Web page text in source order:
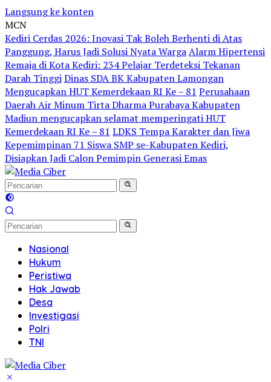
Langsung ke konten
MCN
Kediri Cerdas 2026: Inovasi Tak Boleh Berhenti di Atas
Panggung, Harus Jadi Solusi Nyata WargaAlarm Hipertensi
Remaja di Kota Kediri: 234 Pelajar Terdeteksi Tekanan
Darah TinggiDinas SDA BK Kabupaten Lamongan
Mengucapkan HUT Kemerdekaan RI Ke – 81 Perusahaan
Daerah Air Minum Tirta Dharma Purabaya Kabupaten
Madiun mengucapkan selamat memperingati HUT
Kemerdekaan RI Ke – 81 LDKS Tempa Karakter dan Jiwa
Kepemimpinan 71 Siswa SMP se-Kabupaten Kediri,
Disiapkan Jadi Calon Pemimpin Generasi Emas
Nasional
Hukum
Peristiwa
Hak Jawab
Desa
Investigasi
Polri
TNI